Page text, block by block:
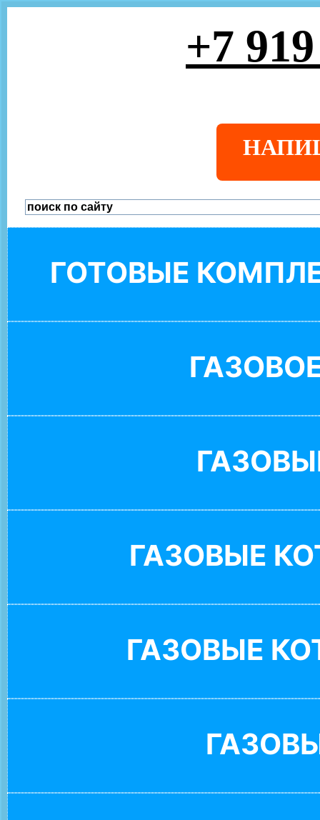
+7
ГОТОВЫЕ
ГАЗОВЫЕ
ГАЗОВЫЕ